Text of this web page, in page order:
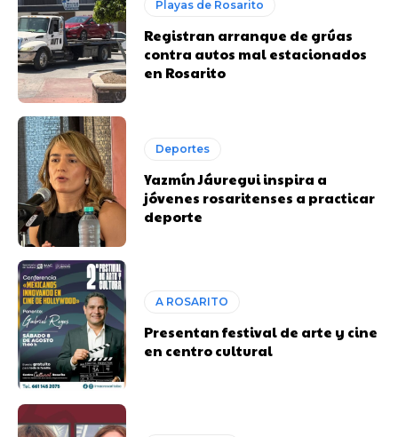
Playas de Rosarito
Registran arranque de grúas
contra autos mal estacionados
en Rosarito
Deportes
Yazmín Jáuregui inspira a
jóvenes rosaritenses a practicar
deporte
A ROSARITO
Presentan festival de arte y cine
en centro cultural